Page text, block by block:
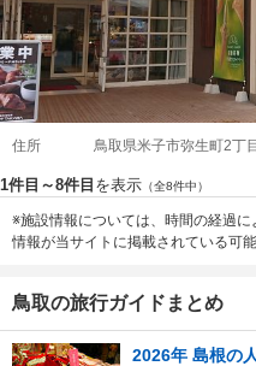
住所 鳥取県米子市弥生町2丁
1件目～8件目 を表示 （全8件中）
※施設情報については、時間の経過
情報が当サイトに掲載されている可能
鳥取の旅行ガイドまとめ
2026年 島根の